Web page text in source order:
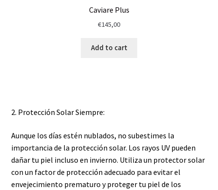
Caviare Plus
€145,00
Add to cart
2. Protección Solar Siempre:
Aunque los días estén nublados, no subestimes la
importancia de la protección solar. Los rayos UV pueden
dañar tu piel incluso en invierno. Utiliza un protector solar
con un factor de protección adecuado para evitar el
envejecimiento prematuro y proteger tu piel de los